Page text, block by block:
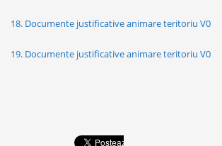
18. Documente justificative animare teritoriu V0
19. Documente justificative animare teritoriu V0